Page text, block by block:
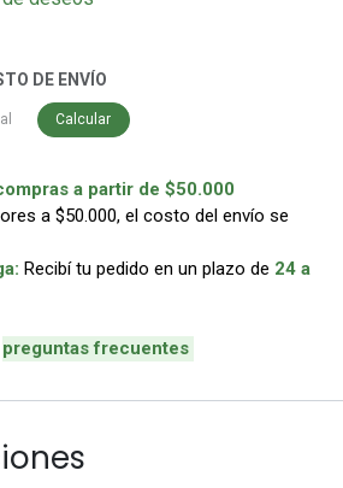
DE ENVÍO
Calcular
a partir de $50.000
a $50.000, el costo del envío se
Recibí tu pedido en un plazo de 24 a
preguntas frecuentes